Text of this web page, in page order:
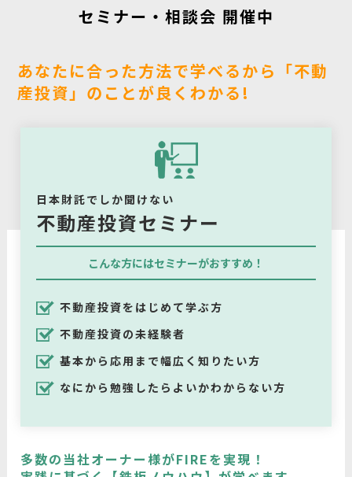
セミナー・相談会 開催中
あなたに合った方法で学べるから「不動
産投資」のことが良くわかる!
日本財託でしか聞けない
不動産投資セミナー
こんな方にはセミナーがおすすめ！
不動産投資をはじめて学ぶ方
不動産投資の未経験者
基本から応用まで幅広く知りたい方
なにから勉強したらよいかわからない方
多数の当社オーナー様がFIREを実現！